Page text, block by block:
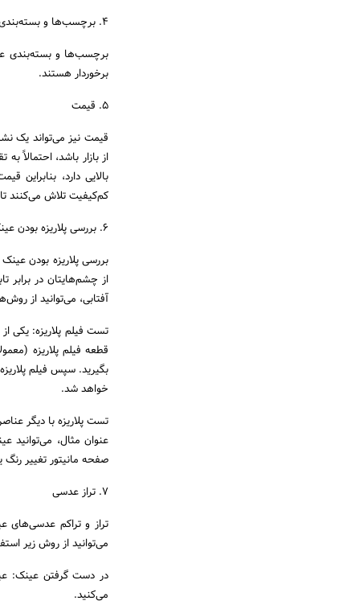
4. برچسب‌ها و بسته‌بندی
برچسب‌ها و بسته‌بندی
برخوردار هستند.
5. قیمت
قیمت نیز می‌تواند یک
از بازار باشد، احتمالاً
بالایی دارد، بنابراین
کم‌کیفیت تلاش می‌کنند
6. بررسی پلاریزه بودن عینک آفتابی اورجینال
بررسی پلاریزه بودن
از چشم‌هایتان در برابر
آفتابی، می‌توانید از
تست فیلم پلاریزه: یکی
قطعه فیلم پلاریزه
بگیرید. سپس فیلم
خواهد شد.
تست پلاریزه با دیگر
عنوان مثال، می‌توانید
صفحه مانیتور تغییر
7. تراز عدسی
تراز و تراکم عدسی‌های
می‌توانید از روش زیر
در دست گرفتن عینک:
می‌کنید.